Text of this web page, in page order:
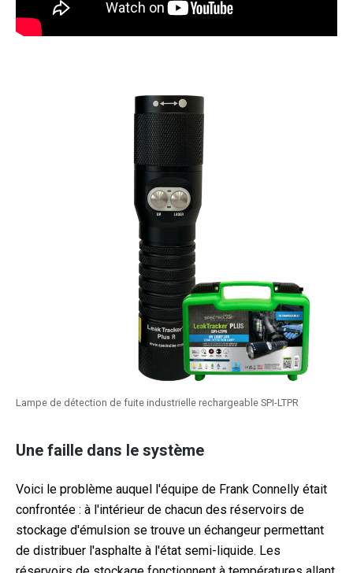
Lampe de détection de fuite industrielle rechargeable SPI-LTPR
Une faille dans le système
Voici le problème auquel l'équipe de Frank Connelly était
confrontée : à l'intérieur de chacun des réservoirs de
stockage d'émulsion se trouve un échangeur permettant
de distribuer l'asphalte à l'état semi-liquide. Les